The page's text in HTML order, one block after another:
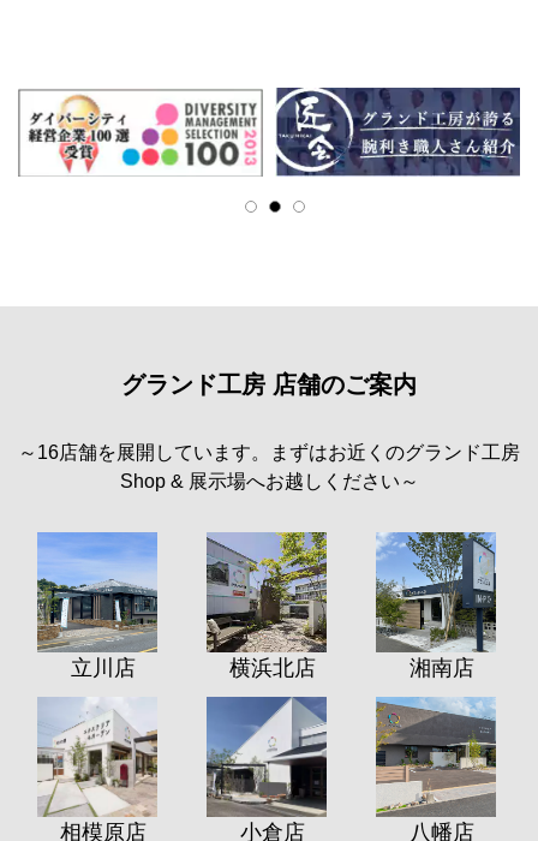
グランド工房 店舗のご案内
～16店舗を展開しています。まずはお近くのグランド工房
Shop & 展示場へお越しください～
立川店 横浜北店 湘南店
相模原店 小倉店 八幡店